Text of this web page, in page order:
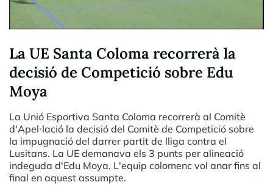
La UE Santa Coloma recorrerà la
decisió de Competició sobre Edu
Moya
La Unió Esportiva Santa Coloma recorrerà al Comitè
d'Apel·lació la decisió del Comitè de Competició sobre
la impugnació del darrer partit de lliga contra el
Lusitans. La UE demanava els 3 punts per alineació
indeguda d'Edu Moya. L'equip colomenc vol anar fins al
final en aquest assumpte.